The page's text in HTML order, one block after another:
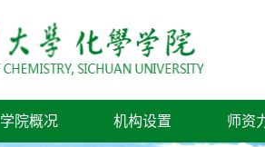
学院概况 机构设置 师资